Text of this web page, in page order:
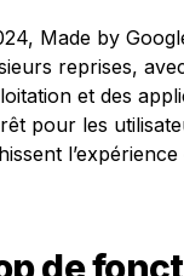
Made by
reprises,
et des
pour les